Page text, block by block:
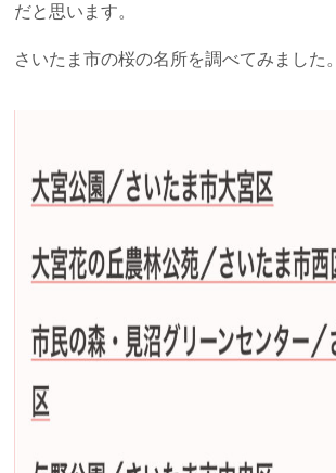
だと思います。
さいたま市の桜の名所を調べてみました。